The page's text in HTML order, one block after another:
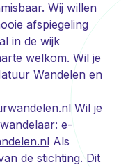
Wij willen
afspiegeling
in de wijk
welkom. Wil je
Wandelen en
Wil je
e-
Als
de stichting. Dit